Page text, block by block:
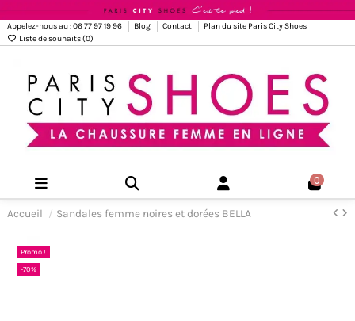
Appelez-nous au : 06 77 97 19 96 Blog Contact
Plan du site Paris City Shoes
Liste de souhaits (0)
0
Accueil Sandales femme noires et dorées BELLA
Promo !
-70%